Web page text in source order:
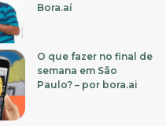
Bora.aí
O que fazer no final de
semana em São
Paulo? – por bora.ai